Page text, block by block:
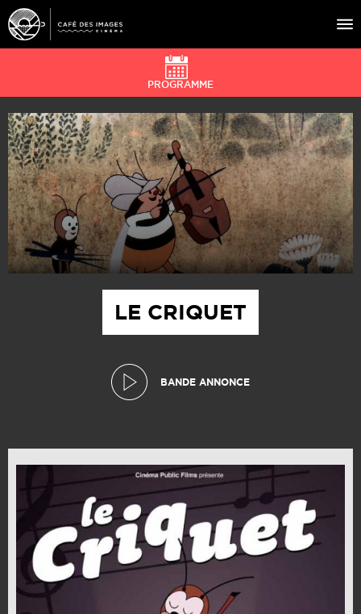
À L’AFFICHE
ÉVÉNEMENTS
CAFÉ DU CINÉ
PRATIQUE
ÉDUCATION AUX IMAGES
LE CRIQUET
BANDE ANNONCE
PROGRAMME